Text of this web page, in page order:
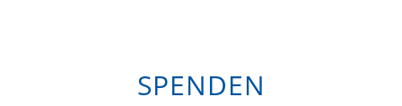
SPENDEN